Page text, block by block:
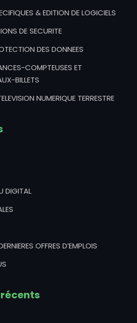
& EDITION DE LOGICIELS
DE SECURITE
DES DONNEES
COMPTEUSES ET
BILLETS
NUMERIQUE TERRESTRE
DIGITAL
OFFRES D’EMPLOIS